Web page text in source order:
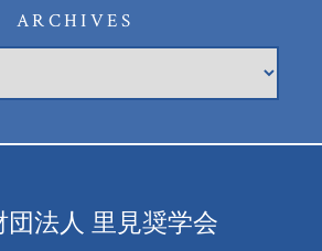
ARCHIVES
団法人 里見奨学会